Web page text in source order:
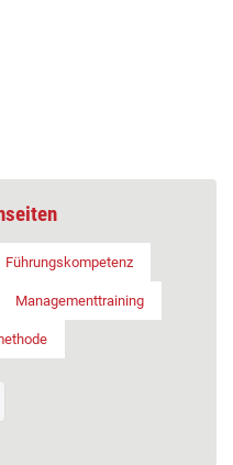
Führungskompetenz
Managementtraining